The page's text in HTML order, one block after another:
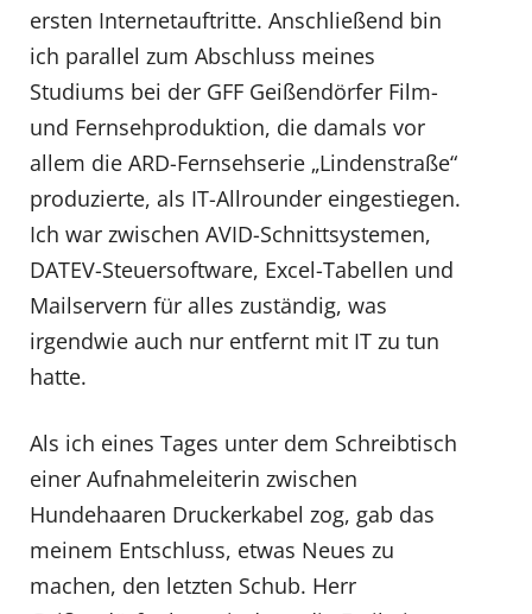
ersten Internetauftritte. Anschließend bin
ich parallel zum Abschluss meines
Studiums bei der GFF Geißendörfer Film-
und Fernsehproduktion, die damals vor
allem die ARD-Fernsehserie „Lindenstraße“
produzierte, als IT-Allrounder eingestiegen.
Ich war zwischen AVID-Schnittsystemen,
DATEV-Steuersoftware, Excel-Tabellen und
Mailservern für alles zuständig, was
irgendwie auch nur entfernt mit IT zu tun
hatte.
Als ich eines Tages unter dem Schreibtisch
einer Aufnahmeleiterin zwischen
Hundehaaren Druckerkabel zog, gab das
meinem Entschluss, etwas Neues zu
machen, den letzten Schub. Herr